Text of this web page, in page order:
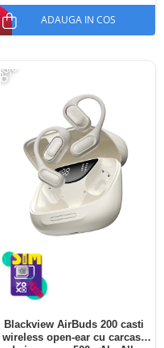
ADAUGA IN COS
-8%
Blackview AirBuds 200 casti
wireless open-ear cu carcasa